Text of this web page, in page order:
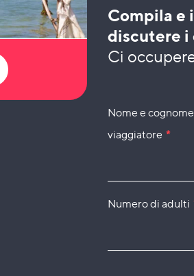
Compila e
discutere
Ci
Nome e
viaggiatore *
Numero di adulti